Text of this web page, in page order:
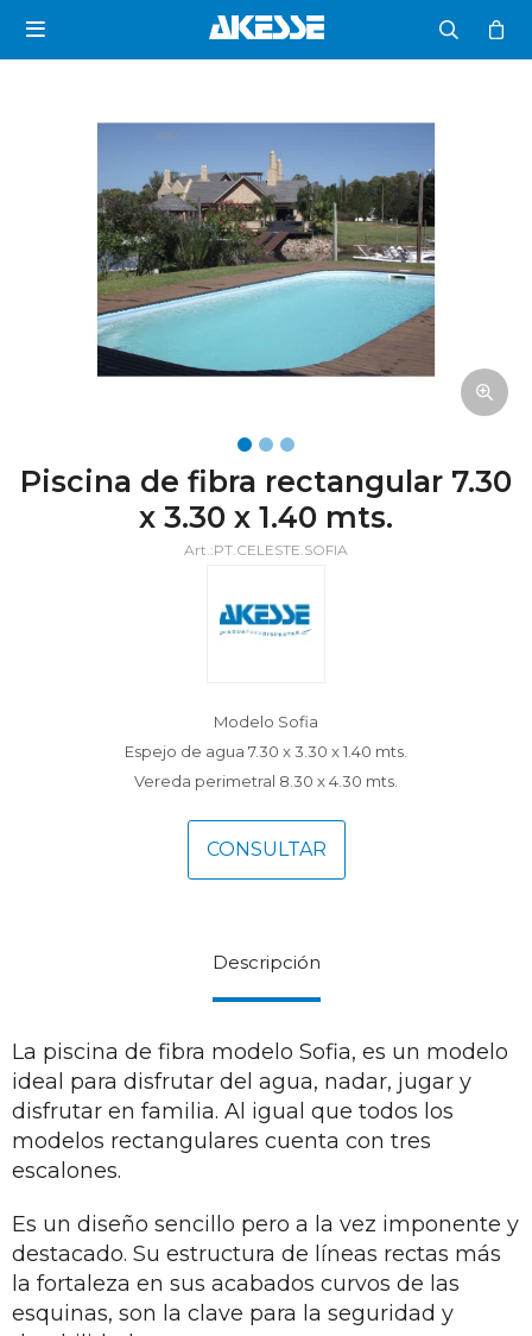

Piscina de fibra rectangular 7.30
x 3.30 x 1.40 mts.
PT.CELESTE.SOFIA
Modelo Sofia
Espejo de agua 7.30 x 3.30 x 1.40 mts.
Vereda perimetral 8.30 x 4.30 mts.
CONSULTAR
Descripción
La piscina de fibra modelo Sofia, es un modelo
ideal para disfrutar del agua, nadar, jugar y
disfrutar en familia. Al igual que todos los
modelos rectangulares cuenta con tres
escalones.
Es un diseño sencillo pero a la vez imponente y
destacado. Su estructura de líneas rectas más
la fortaleza en sus acabados curvos de las
esquinas, son la clave para la seguridad y